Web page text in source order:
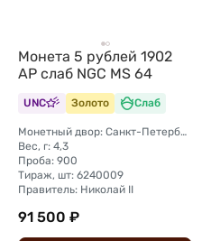
Монета 5 рублей 1902
АР слаб NGC MS 64
UNC Золото Слаб
Монетный двор: Санкт-Петербургский монетный двор
Вес, г: 4,3
Проба: 900
Тираж, шт: 6240009
Правитель: Николай II
91 500 ₽